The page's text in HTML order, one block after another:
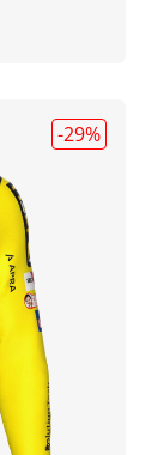
-29%